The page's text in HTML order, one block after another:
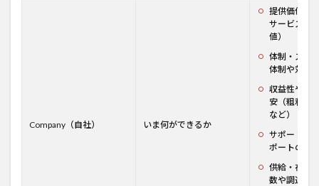
Company（自社） いま何ができるか
提供価値（
サービスで
値）
体制・スピ
体制や対応
収益性や投
安（粗利率
など）
サポート体
ポートの内
供給・在庫
数や調達リ